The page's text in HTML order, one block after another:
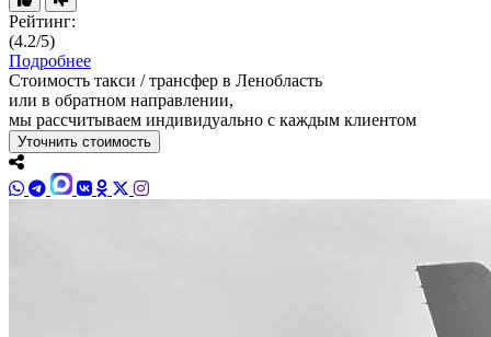
Рейтинг:
(4.2/5)
Подробнее
Стоимость такси / трансфер в Ленобласть
или в обратном направлении,
мы рассчитываем индивидуально с каждым клиентом
Уточнить стоимость